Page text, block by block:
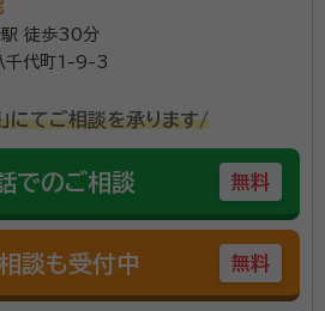
徒歩30分
千代町1-9-3
にてご相談を承ります/
でのご相談 無料
談も受付中 無料